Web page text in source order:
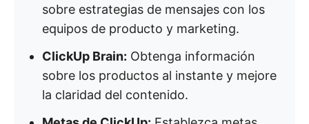
sobre estrategias de mensajes con los
equipos de producto y marketing.
ClickUp Brain: Obtenga información
sobre los productos al instante y mejore
la claridad del contenido.